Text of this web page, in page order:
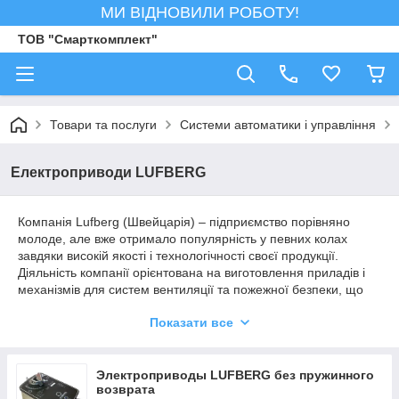
МИ ВІДНОВИЛИ РОБОТУ!
ТОВ "Смарткомплект"
Товари та послуги Системи автоматики і управління
Електроприводи LUFBERG
Компанія Lufberg (Швейцарія) – підприємство порівняно
молоде, але вже отримало популярність у певних колах
завдяки високій якості і технологічності своєї продукції.
Діяльність компанії орієнтована на виготовлення приладів і
механізмів для систем вентиляції та пожежної безпеки, що
категорій продукції — електроприводи Lufberg, які призначені
Многочисленный модельный ряд устройств позволяет
Показати все
Электроприводы LUFBERG без пружинного
возврата